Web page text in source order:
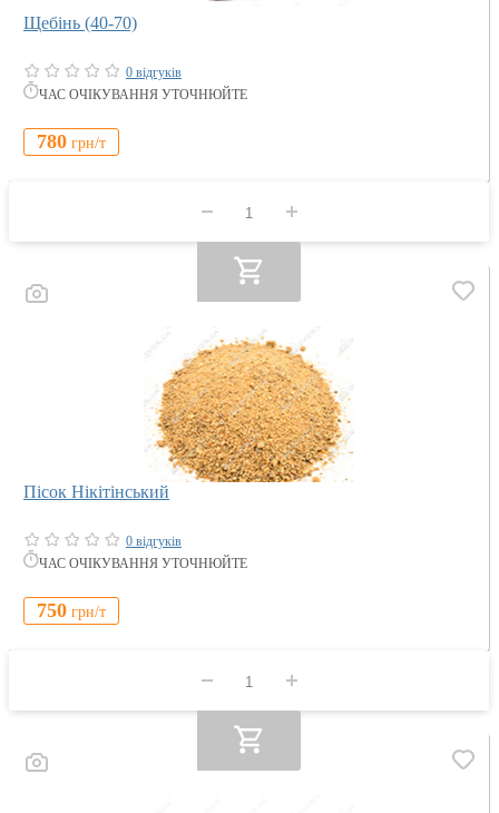
Щебінь (40-70)
0 відгуків
ЧАС ОЧІКУВАННЯ УТОЧНЮЙТЕ
780 грн/т
Пісок Нікітінський
0 відгуків
ЧАС ОЧІКУВАННЯ УТОЧНЮЙТЕ
750 грн/т